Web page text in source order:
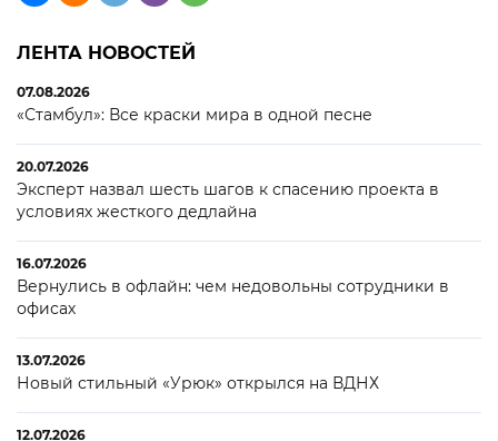
ЛЕНТА НОВОСТЕЙ
07.08.2026
«Стамбул»: Все краски мира в одной песне
20.07.2026
Эксперт назвал шесть шагов к спасению проекта в
условиях жесткого дедлайна
16.07.2026
Вернулись в офлайн: чем недовольны сотрудники в
офисах
13.07.2026
Новый стильный «Урюк» открылся на ВДНХ
12.07.2026